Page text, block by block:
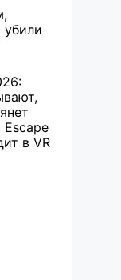
убили
Escape
в VR